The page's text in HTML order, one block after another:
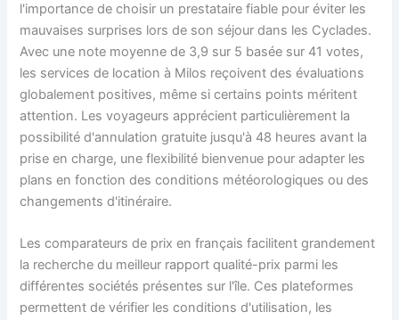
l'importance de choisir un prestataire fiable pour éviter les
mauvaises surprises lors de son séjour dans les Cyclades.
Avec une note moyenne de 3,9 sur 5 basée sur 41 votes,
les services de location à Milos reçoivent des évaluations
globalement positives, même si certains points méritent
attention. Les voyageurs apprécient particulièrement la
possibilité d'annulation gratuite jusqu'à 48 heures avant la
prise en charge, une flexibilité bienvenue pour adapter les
plans en fonction des conditions météorologiques ou des
changements d'itinéraire.
Les comparateurs de prix en français facilitent grandement
la recherche du meilleur rapport qualité-prix parmi les
différentes sociétés présentes sur l'île. Ces plateformes
permettent de vérifier les conditions d'utilisation, les